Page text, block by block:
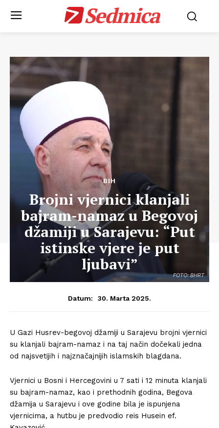
Sedmica
FOTO: BHRT
BIH
Brojni vjernici klanjali
bajram-namaz u Begovoj
džamiji u Sarajevu: “Put
istinske vjere je put
ljubavi”
Datum: 30. Marta 2025.
U Gazi Husrev-begovoj džamiji u Sarajevu brojni vjernici
su klanjali bajram-namaz i na taj način dočekali jedna
od najsvetijih i najznačajnijih islamskih blagdana.
Vjernici u Bosni i Hercegovini u 7 sati i 12 minuta klanjali
su bajram-namaz, kao i prethodnih godina, Begova
džamija u Sarajevu i ove godine bila je ispunjena
vjernicima, a hutbu je predvodio reis Husein ef.